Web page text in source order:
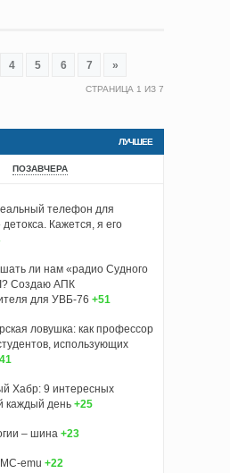
4 5 6 7 »
СТРАНИЦА 1 ИЗ 7
ЛУЧШЕЕ
ПОЗАВЧЕРА
телефон для
Кажется, я его
ли нам «радио Судного
Создаю АПК
для УВБ-76 +51
ловушка: как профессор
использующих
Хабр: 9 интересных
каждый день +25
– шина +23
emu +22